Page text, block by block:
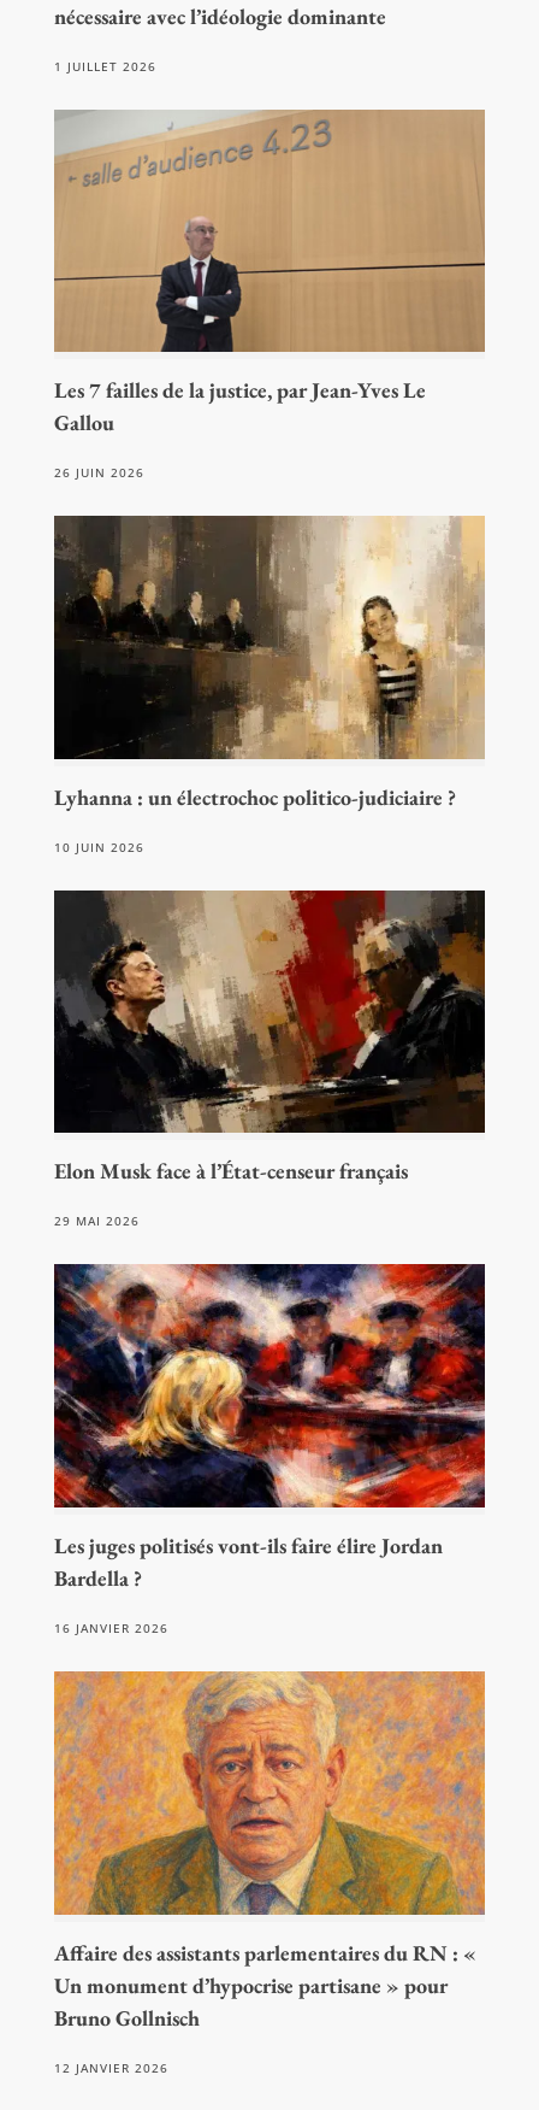
nécessaire avec l’idéologie dominante
1 JUILLET 2026
Les 7 failles de la justice, par Jean-Yves Le
Gallou
26 JUIN 2026
Lyhanna : un électrochoc politico-judiciaire ?
10 JUIN 2026
Elon Musk face à l’État-censeur français
29 MAI 2026
Les juges politisés vont-ils faire élire Jordan
Bardella ?
16 JANVIER 2026
Affaire des assistants parlementaires du RN : «
Un monument d’hypocrise partisane » pour
Bruno Gollnisch
12 JANVIER 2026